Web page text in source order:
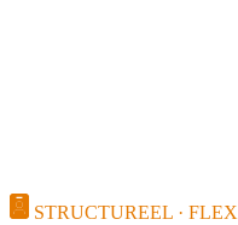
STRUCTUREEL ·